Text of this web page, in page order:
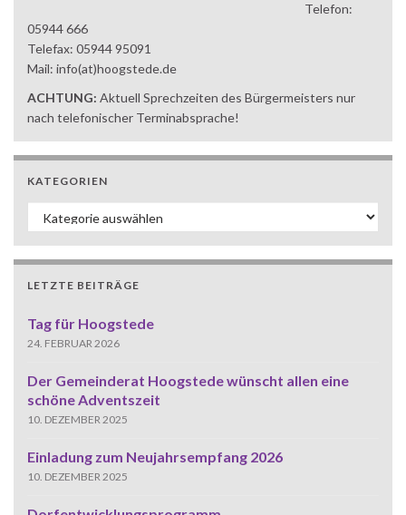
Telefon:
05944 666
Telefax: 05944 95091
Mail: info(at)hoogstede.de
ACHTUNG: Aktuell Sprechzeiten des Bürgermeisters nur
nach telefonischer Terminabsprache!
KATEGORIEN
Kategorien
LETZTE BEITRÄGE
Tag für Hoogstede
24. FEBRUAR 2026
Der Gemeinderat Hoogstede wünscht allen eine
schöne Adventszeit
10. DEZEMBER 2025
Einladung zum Neujahrsempfang 2026
10. DEZEMBER 2025